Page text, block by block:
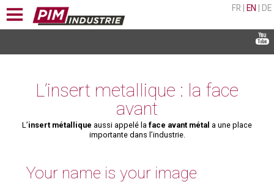
FR EN DE
L’insert metallique : la face
avant
L’insert métallique aussi appelé la face avant métal a une place
importante dans l’industrie.
Your name is your image